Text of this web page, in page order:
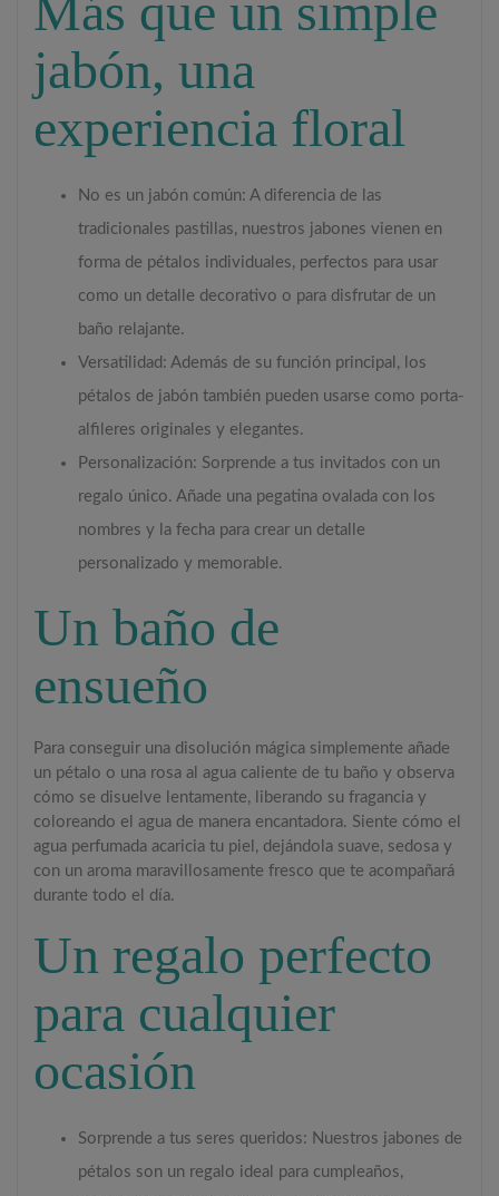
Más que un simple
jabón, una
experiencia floral
No es un jabón común: A diferencia de las
tradicionales pastillas, nuestros jabones vienen en
forma de pétalos individuales, perfectos para usar
como un detalle decorativo o para disfrutar de un
baño relajante.
Versatilidad: Además de su función principal, los
pétalos de jabón también pueden usarse como porta-
alfileres originales y elegantes.
Personalización: Sorprende a tus invitados con un
regalo único. Añade una pegatina ovalada con los
nombres y la fecha para crear un detalle
personalizado y memorable.
Un baño de
ensueño
Para conseguir una disolución mágica simplemente añade
un pétalo o una rosa al agua caliente de tu baño y observa
cómo se disuelve lentamente, liberando su fragancia y
coloreando el agua de manera encantadora. Siente cómo el
agua perfumada acaricia tu piel, dejándola suave, sedosa y
con un aroma maravillosamente fresco que te acompañará
durante todo el día.
Un regalo perfecto
para cualquier
ocasión
Sorprende a tus seres queridos: Nuestros jabones de
pétalos son un regalo ideal para cumpleaños,